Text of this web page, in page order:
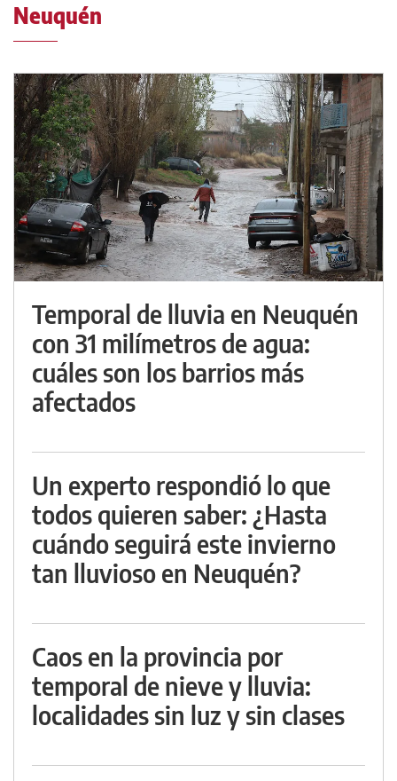
Neuquén
Temporal de lluvia en Neuquén
con 31 milímetros de agua:
cuáles son los barrios más
afectados
Un experto respondió lo que
todos quieren saber: ¿Hasta
cuándo seguirá este invierno
tan lluvioso en Neuquén?
Caos en la provincia por
temporal de nieve y lluvia:
localidades sin luz y sin clases